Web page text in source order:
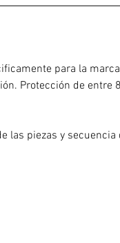
para la
Protección de entre
las piezas y secuencia